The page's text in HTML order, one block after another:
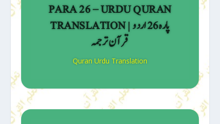
PARA 26 – URDU QURAN
TRANSLATION | پارہ 26 اردو
قرآن ترجمہ
Quran Urdu Translation